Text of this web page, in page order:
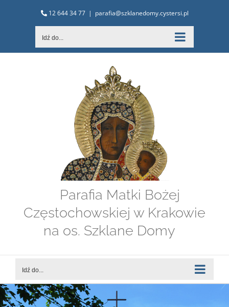
12 644 34 77 | parafia@szklanedomy.cystersi.pl
Idź do...
Parafia Matki Bożej
Częstochowskiej w Krakowie
na os. Szklane Domy
Idź do...